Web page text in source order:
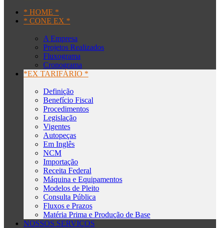
* HOME *
* CONE EX *
A Empresa
Projetos Realizados
Fluxograma
Cronograma
*EX TARIFÁRIO *
Definição
Benefício Fiscal
Procedimentos
Legislação
Vigentes
Autopeças
Em Inglês
NCM
Importação
Receita Federal
Máquina e Equipamentos
Modelos de Pleito
Consulta Pública
Fluxos e Prazos
Matéria Prima e Produção de Base
NOSSOS SERVIÇOS